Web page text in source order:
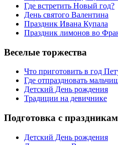
Где встретить Новый год?
День святого Валентина
Праздник Ивана Купала
Праздник лимонов во
Веселые торжества
Что приготовить в год
Где отпраздновать
Детский День рождения
Традиции на девичнике
Подготовка с праздникам
Детский День рождения